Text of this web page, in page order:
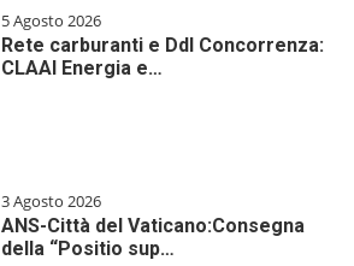
5 Agosto 2026
Rete carburanti e Ddl Concorrenza:
CLAAI Energia e…
3 Agosto 2026
ANS-Città del Vaticano:Consegna
della “Positio sup…